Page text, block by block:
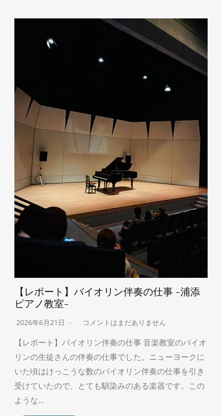
【レポート】バイオリン伴奏の仕事 -浦添
ピアノ教室-
2026年6月21日 コメントはまだありません
【レポート】バイオリン伴奏の仕事 音楽教室のバイオ
リンの生徒さんの伴奏の仕事でした。ニューヨークに
いた頃はけっこうな数のバイオリン伴奏の仕事を引き
受けていたので、とても馴染みのある楽器です。この
ような…